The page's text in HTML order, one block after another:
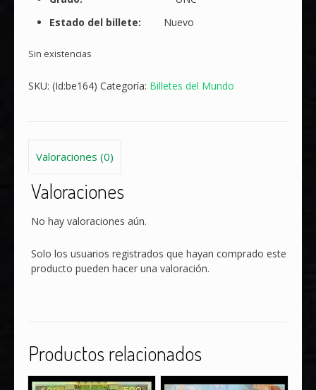
Estado del billete:
Nuevo
Sin existencias
SKU: (Id:be164) Categoría: Billetes del Mundo
Valoraciones (0)
Valoraciones
No hay valoraciones aún.
Solo los usuarios registrados que hayan comprado este
producto pueden hacer una valoración.
Productos relacionados